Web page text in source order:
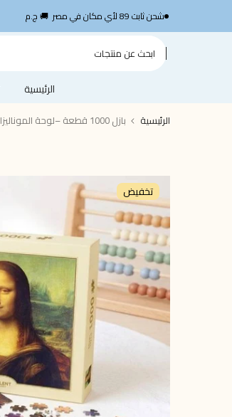
إلى
SHP1199 شحن ثابت 89 لأي مكان في مصر 🚚 ج.م
الرئيسية
الرئيسية بازل 1000 قطعة –لوحة الموناليزا
تخفيض